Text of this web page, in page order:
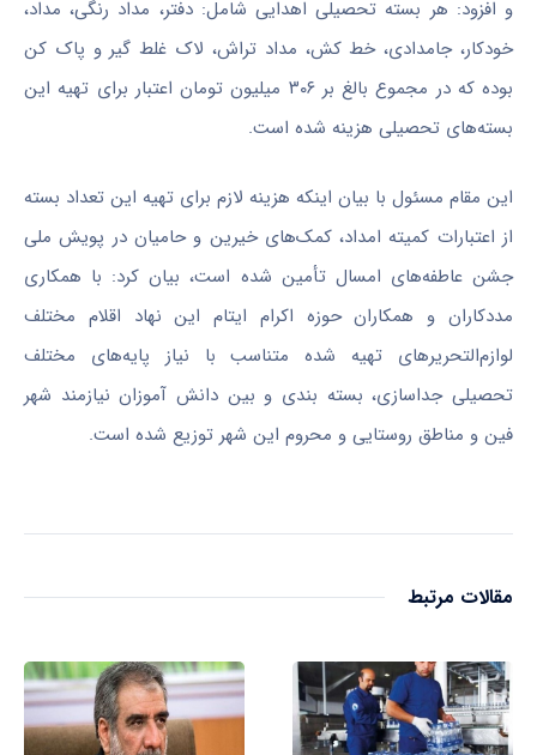
و افزود: هر بسته تحصیلی اهدایی شامل: دفتر، مداد رنگی، مداد،
خودکار، جامدادی، خط کش، مداد تراش، لاک غلط گیر و پاک کن
بوده که در مجموع بالغ بر ۳۰۶ میلیون تومان اعتبار برای تهیه این
بسته‌های تحصیلی هزینه شده است.
این مقام مسئول با بیان اینکه هزینه لازم برای تهیه این تعداد بسته
از اعتبارات کمیته امداد، کمک‌های خیرین و حامیان در پویش ملی
جشن عاطفه‌های امسال تأمین شده است، بیان کرد: با همکاری
مددکاران و همکاران حوزه اکرام ایتام این نهاد اقلام مختلف
لوازم‌التحریرهای تهیه شده متناسب با نیاز پایه‌های مختلف
تحصیلی جداسازی، بسته بندی و بین دانش آموزان نیازمند شهر
فین و مناطق روستایی و محروم این شهر توزیع شده است.
مقالات مرتبط